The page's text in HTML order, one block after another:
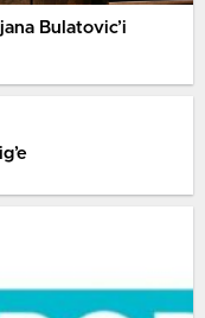
Bulatovic’i